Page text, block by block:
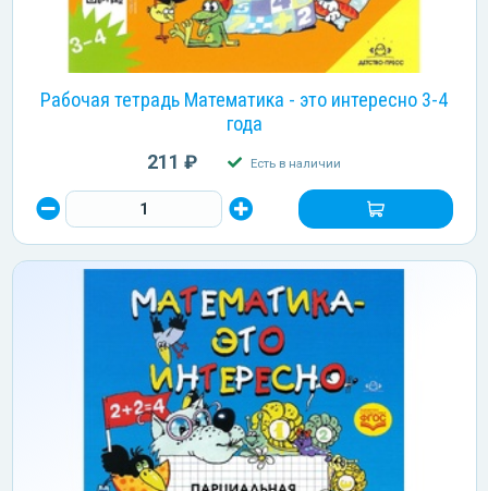
Рабочая тетрадь Математика - это интересно 3-4
года
211 ₽ Есть в наличии